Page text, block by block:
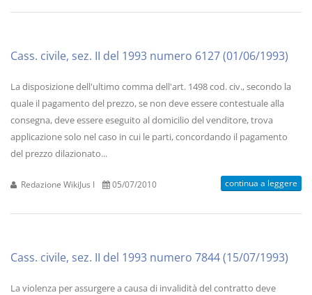
Cass. civile, sez. II del 1993 numero 6127 (01/06/1993)
La disposizione dell'ultimo comma dell'art. 1498 cod. civ., secondo la
quale il pagamento del prezzo, se non deve essere contestuale alla
consegna, deve essere eseguito al domicilio del venditore, trova
applicazione solo nel caso in cui le parti, concordando il pagamento
del prezzo dilazionato...
Redazione WikiJus I 05/07/2010 continua a leggere
Cass. civile, sez. II del 1993 numero 7844 (15/07/1993)
La violenza per assurgere a causa di invalidità del contratto deve